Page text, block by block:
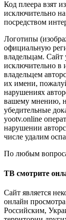
Код плеера взят
исключительно
посредством
Логотипы
официальную
владельцам. Сайт
исключительно в
владельцем
их имени,
нарушениях
вашему мнению,
убедительные
yootv.online
нарушении
числе удалим
По любым
ТВ смотрите
Сайт является
онлайн
Российским,